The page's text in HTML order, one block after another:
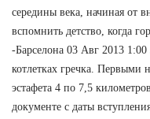
середины века, начиная от
вспомнить детство, когда
-Барселона 03 Авг 2013
котлетках гречка. Первыми
эстафета 4 по 7,5
документе с даты